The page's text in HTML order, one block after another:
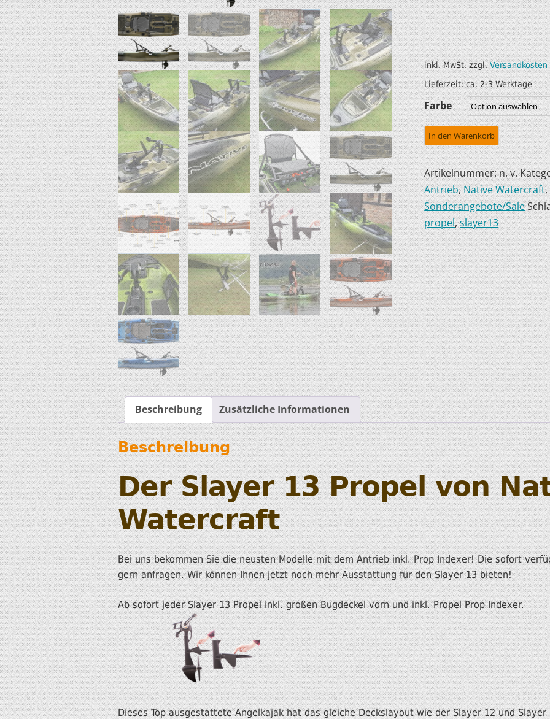
SUP AIR SUP
MODUL KAJAKS
LUFTBOOTE
LEICHTE BOOTE FÜR IHR
WOHNMOBIL
SONDERANGEBOTE/SALE
WILDERNESS
ZUBEHÖR
DOPPELPADDEL
STECHPADDEL
WESTEN &
TRANSPORT &
LAGERUNG
BOOTSWAGEN
SPRITZDECKEN/
LUKENDECKEL
RAM ZUBEHÖR
HOBIE KAJAKS
ELEKTROMOTORE
inkl. MwSt. zzgl.Versandkosten
Lieferzeit:ca. 2-3 Werktage
Farbe
In den Warenkorb
Artikelnummer:n. v.
Antrieb,Native Watercraft,
Sonderangebote/Sale
propel,slayer13
Beschreibung Zusätzliche Informationen
Beschreibung
Der Slayer 13 Propel von
Watercraft
Bei uns bekommen Sie die neusten Modelle mit dem Antrieb inkl. Prop Indexer! Die sofort
gern anfragen. Wir können Ihnen jetzt noch mehr Ausstattung für den Slayer 13 bieten!
Ab sofort jeder Slayer 13 Propel inkl. großen Bugdeckel vorn und inkl. Propel Prop Indexer.
Dieses Top ausgestattete Angelkajak hat das gleiche Deckslayout wie der Slayer 12 und